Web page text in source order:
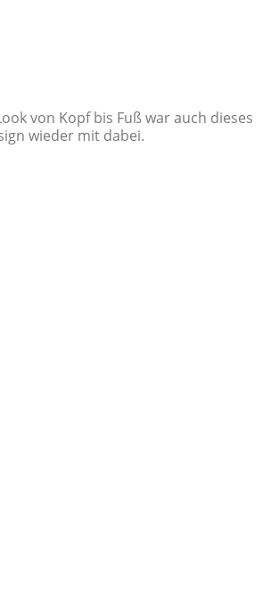
von Kopf bis Fuß war auch dieses
wieder mit dabei.